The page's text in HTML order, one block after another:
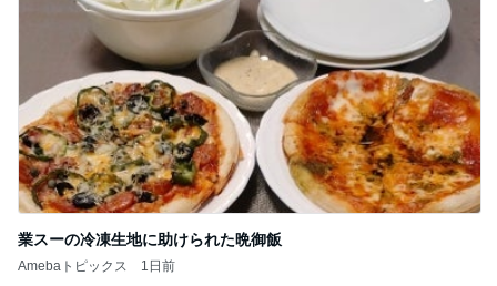
業スーの冷凍生地に助けられた晩御飯
Amebaトピックス 1日前